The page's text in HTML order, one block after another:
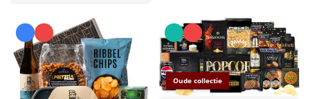
Oude collectie